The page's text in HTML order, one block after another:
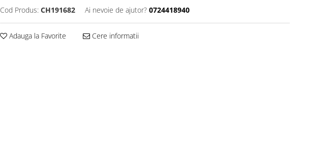
Cod Produs: CH191682 Ai nevoie de ajutor? 0724418940
Adauga la Favorite Cere informatii